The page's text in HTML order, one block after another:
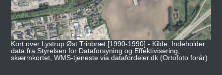
Kort over Lystrup Øst Trinbræt [1990-1990] - Kilde: Indeholder
data fra Styrelsen for Dataforsyning og Effektivisering,
skærmkortet, WMS-tjeneste via datafordeler.dk (Ortofoto forår)